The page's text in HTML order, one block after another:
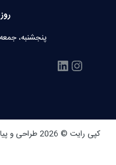
پنجشنبه،
اینستاگرم
لینکداین
کپی رایت © 2026 طراحی و پیاده سازی توسط